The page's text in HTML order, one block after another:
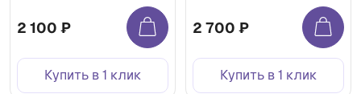
2 100 ₽
Купить в 1 клик
2 700 ₽
Купить в 1 клик